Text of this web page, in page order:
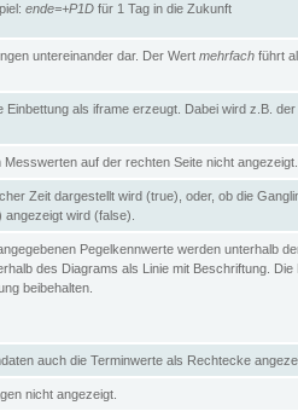
ende=+P1D für 1 Tag in die Zukunft
untereinander dar. Der Wert mehrfach führt
Einbettung als iframe erzeugt. Dabei wird z.B.
auf der rechten Seite nicht angezeigt.
Zeit dargestellt wird (true), oder, ob die
wird (false).
angegebenen Pegelkennwerte werden unterhalb
des Diagrams als Linie mit Beschriftung. Die
beibehalten.
auch die Terminwerte als Rechtecke
nicht angezeigt.